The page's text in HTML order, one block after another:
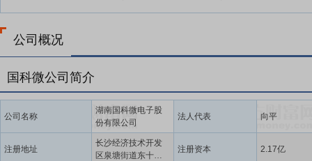
公司概况
国科微公司简介
公司名称
湖南国科微电子股
份有限公司
法人代表 向平
注册地址
长沙经济技术开发
区泉塘街道东十路
注册资本 2.17亿